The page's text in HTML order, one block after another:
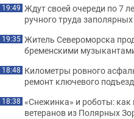
19:49 Ждут своей очереди по 7
ручного труда
19:35 Житель Североморска
бременскими
18:48 Километры ровного
ремонт ключевого
18:38 «Снежинка» и роботы: как
ветеранов из Полярных